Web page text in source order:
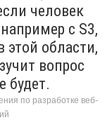
человек
с S3,
этой области,
вопрос
будет.
по разработке веб-